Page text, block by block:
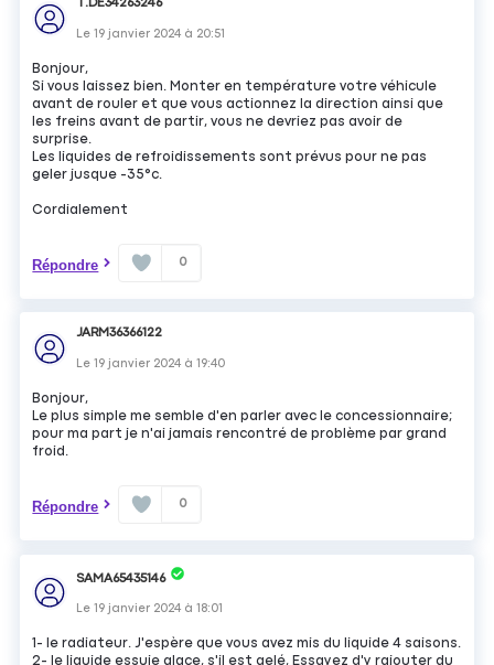
T.DE34263246
Le19 janvier 2024 à 20:51
Bonjour,
Si vous laissez bien. Monter en température votre véhicule
avant de rouler et que vous actionnez la direction ainsi que
les freins avant de partir, vous ne devriez pas avoir de
surprise.
Les liquides de refroidissements sont prévus pour ne pas
geler jusque -35°c.
Cordialement
Répondre 0
JARM36366122
Le19 janvier 2024 à19:40
Bonjour,
Le plus simple me semble d'en parler avec le concessionnaire;
pour ma part je n'ai jamais rencontré de problème par grand
froid.
Répondre 0
SAMA65435146
Le19 janvier 2024 à18:01
1- le radiateur. J'espère que vous avez mis du liquide 4 saisons.
2- le liquide essuie glace, s'il est gelé, Essayez d'y rajouter du